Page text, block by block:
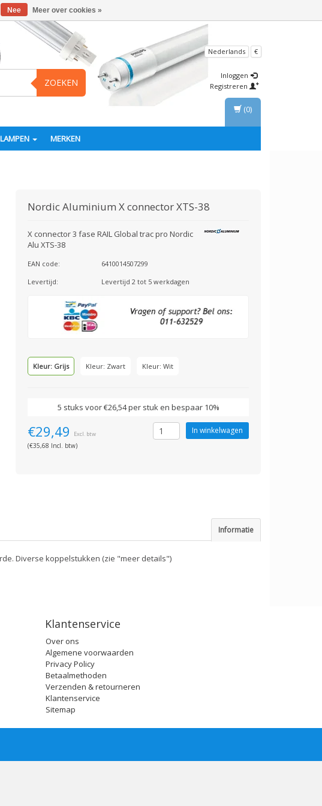
ZOEKEN
Nederlands €
Inloggen
Registreren
LAMPEN MERKEN
(0)
Nordic Aluminium X connector XTS-38
X connector 3 fase RAIL Global trac pro Nordic
Alu XTS-38
EAN code:
6410014507299
Levertijd:
Levertijd 2 tot 5 werkdagen
Kleur: Grijs Kleur: Zwart Kleur: Wit
5 stuks voor €26,54 per stuk en bespaar 10%
€29,49 Excl. btw
(€35,68 Incl. btw)
Informatie
Diverse koppelstukken (zie "meer details")
Klantenservice
Over ons
Algemene voorwaarden
Privacy Policy
Betaalmethoden
Verzenden & retourneren
Klantenservice
Sitemap
Nee Meer over cookies »